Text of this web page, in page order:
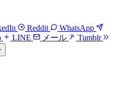
Reddit
WhatsApp
LINE メール
Tumblr